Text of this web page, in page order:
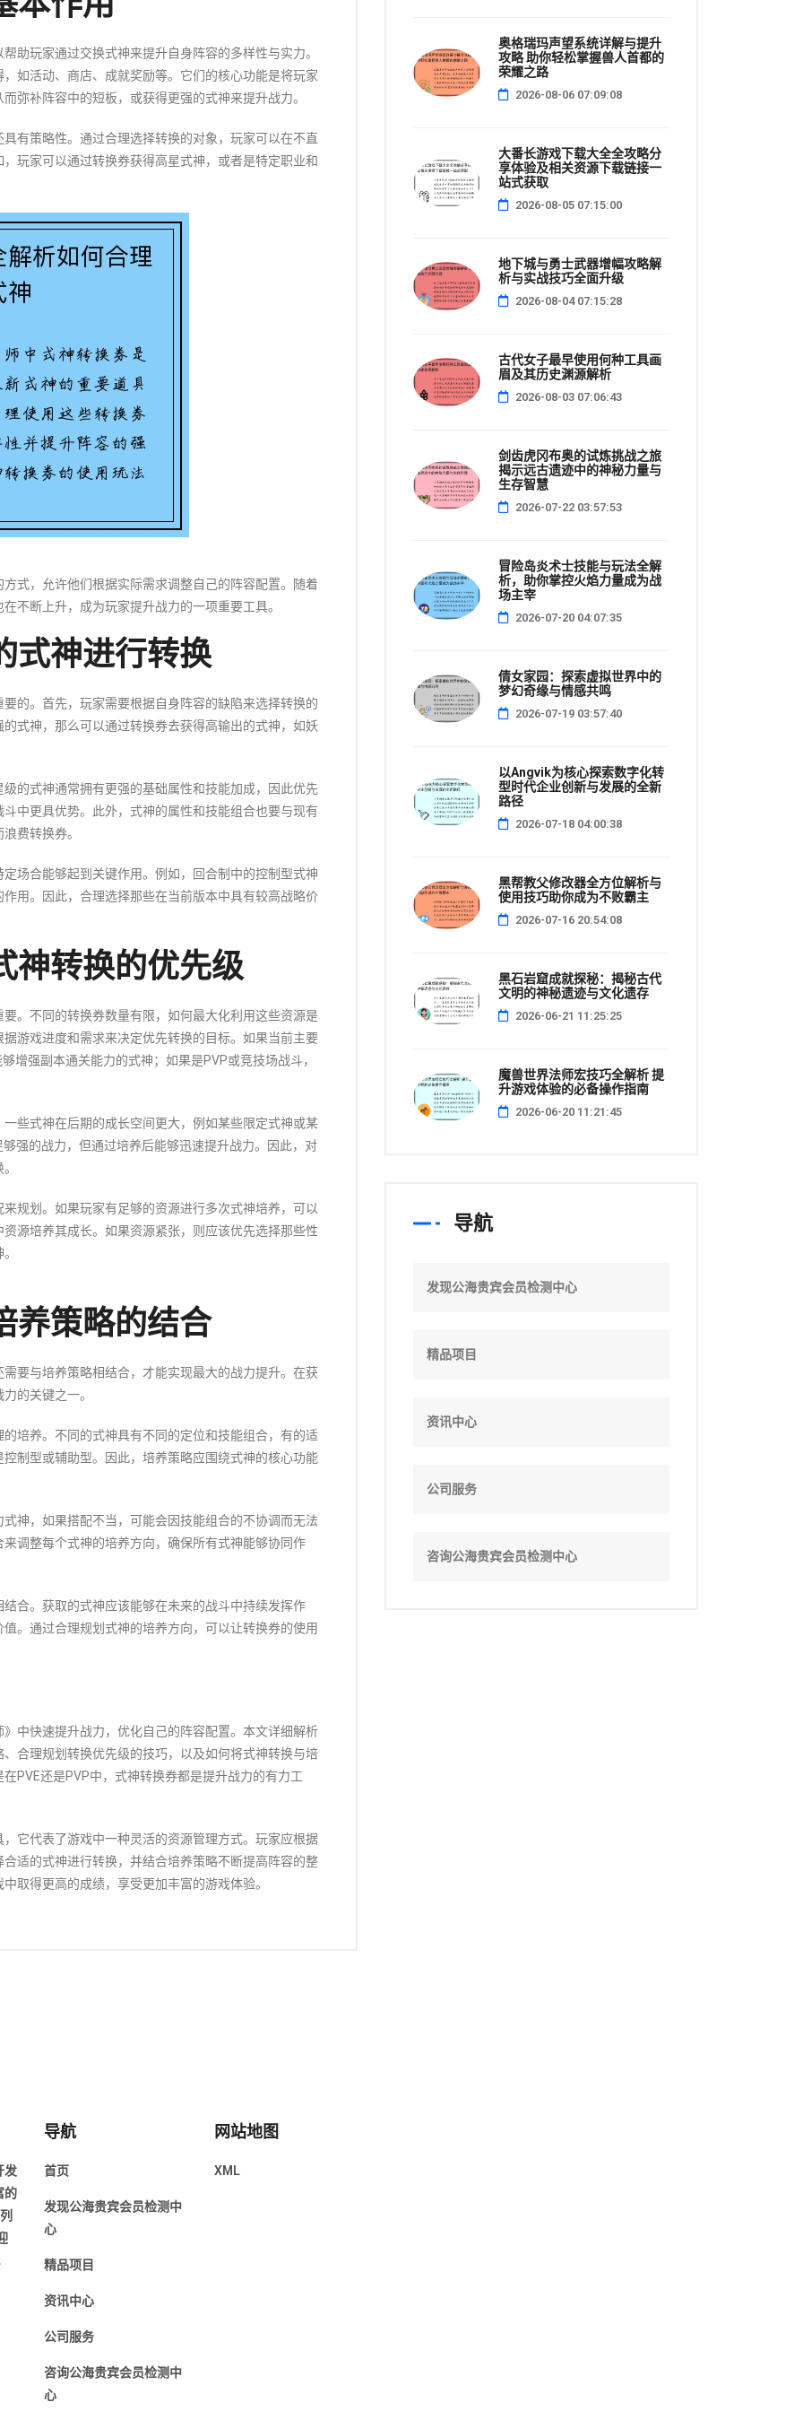
助玩家通过交换式神来提升自身阵容的多样性与实力。
如活动、商店、成就奖励等。它们的核心功能是将玩家
弥补阵容中的短板，或获得更强的式神来提升战力。
有策略性。通过合理选择转换的对象，玩家可以在不直
玩家可以通过转换券获得高星式神，或者是特定职业和
式，允许他们根据实际需求调整自己的阵容配置。随着
不断上升，成为玩家提升战力的一项重要工具。
式神进行转换
的。首先，玩家需要根据自身阵容的缺陷来选择转换的
式神，那么可以通过转换券去获得高输出的式神，如妖
的式神通常拥有更强的基础属性和技能加成，因此优先
中更具优势。此外，式神的属性和技能组合也要与现有
费转换券。
场合能够起到关键作用。例如，回合制中的控制型式神
用。因此，合理选择那些在当前版本中具有较高战略价
神转换的优先级
。不同的转换券数量有限，如何最大化利用这些资源是
游戏进度和需求来决定优先转换的目标。如果当前主要
增强副本通关能力的式神；如果是PVP或竞技场战斗，
些式神在后期的成长空间更大，例如某些限定式神或某
强的战力，但通过培养后能够迅速提升战力。因此，对
规划。如果玩家有足够的资源进行多次式神培养，可以
源培养其成长。如果资源紧张，则应该优先选择那些性
养策略的结合
要与培养策略相结合，才能实现最大的战力提升。在获
的关键之一。
培养。不同的式神具有不同的定位和技能组合，有的适
制型或辅助型。因此，培养策略应围绕式神的核心功能
神，如果搭配不当，可能会因技能组合的不协调而无法
调整每个式神的培养方向，确保所有式神能够协同作
合。获取的式神应该能够在未来的战斗中持续发挥作
。通过合理规划式神的培养方向，可以让转换券的使用
中快速提升战力，优化自己的阵容配置。本文详细解析
合理规划转换优先级的技巧，以及如何将式神转换与培
PVE还是PVP中，式神转换券都是提升战力的有力工
它代表了游戏中一种灵活的资源管理方式。玩家应根据
适的式神进行转换，并结合培养策略不断提高阵容的整
取得更高的成绩，享受更加丰富的游戏体验。
奥格瑞玛声望系统详解与提升
攻略 助你轻松掌握兽人首都的
荣耀之路
2026-08-06 07:09:08
大番长游戏下载大全全攻略分
享体验及相关资源下载链接一
站式获取
2026-08-05 07:15:00
地下城与勇士武器增幅攻略解
析与实战技巧全面升级
2026-08-04 07:15:28
古代女子最早使用何种工具画
眉及其历史渊源解析
2026-08-03 07:06:43
剑齿虎冈布奥的试炼挑战之旅
揭示远古遗迹中的神秘力量与
生存智慧
2026-07-22 03:57:53
冒险岛炎术士技能与玩法全解
析，助你掌控火焰力量成为战
场主宰
2026-07-20 04:07:35
倩女家园：探索虚拟世界中的
梦幻奇缘与情感共鸣
2026-07-19 03:57:40
以Angvik为核心探索数字化转
型时代企业创新与发展的全新
路径
2026-07-18 04:00:38
黑帮教父修改器全方位解析与
使用技巧助你成为不败霸主
2026-07-16 20:54:08
黑石岩窟成就探秘：揭秘古代
文明的神秘遗迹与文化遗存
2026-06-21 11:25:25
魔兽世界法师宏技巧全解析 提
升游戏体验的必备操作指南
2026-06-20 11:21:45
导航
发现公海贵宾会员检测中心
精品项目
资讯中心
公司服务
咨询公海贵宾会员检测中心
发
的
导航
首页
发现公海贵宾会员检测中
心
精品项目
资讯中心
公司服务
咨询公海贵宾会员检测中
心
网站地图
XML